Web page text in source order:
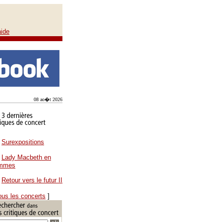
08 ao�t 2026
Surexpositions
Lady Macbeth en
Retour vers le futur II
les concerts ]